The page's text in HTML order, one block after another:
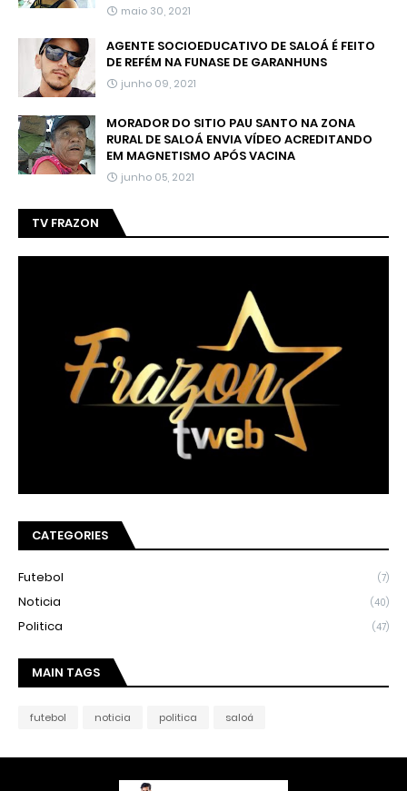
maio 30, 2021
AGENTE SOCIOEDUCATIVO DE SALOÁ É FEITO
DE REFÉM NA FUNASE DE GARANHUNS
junho 09, 2021
MORADOR DO SITIO PAU SANTO NA ZONA
RURAL DE SALOÁ ENVIA VÍDEO ACREDITANDO
EM MAGNETISMO APÓS VACINA
junho 05, 2021
TV FRAZON
CATEGORIES
Futebol (7)
Noticia (40)
Politica (47)
MAIN TAGS
futebol noticia politica saloá